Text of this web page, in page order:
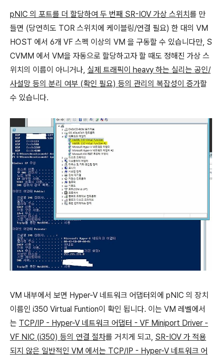
pNIC 의 포트를 더 할당하여 두 번째 SR-IOV 가상 스위치 를 만
들면 (당연히도 TOR 스위치에 케이블링/연결 필요) 한 대의 VM
HOST 에서 6개 VF 스펙 이상의 VM 을 구동할 수 있습니다만, S
CVMM 에서 VM을 자동으로 할당하고자 할 때도 정해진 가상 스
위치의 이름이 아니거나, 실제 트래픽이 heavy 하는 실리는 공인/
사설망 등의 분리 여부 (확인 필요) 등의 관리의 복잡성이 증가할
수 있습니다.
VM 내부에서 보면 Hyper-V 네트워크 어댑터외에 pNIC 의 장치
이름인 i350 Virtual Funtion이 확인 됩니다. 이는 VM 레벨에서
는 TCP/IP - Hyper-V 네트워크 어댑터 - VF Miniport Driver -
VF NIC (i350) 등의 연결 절차를 거치게 되고, SR-IOV 가 적용
되지 않은 일반적인 VM 에서는 TCP/IP - Hyper-V 네트워크 어